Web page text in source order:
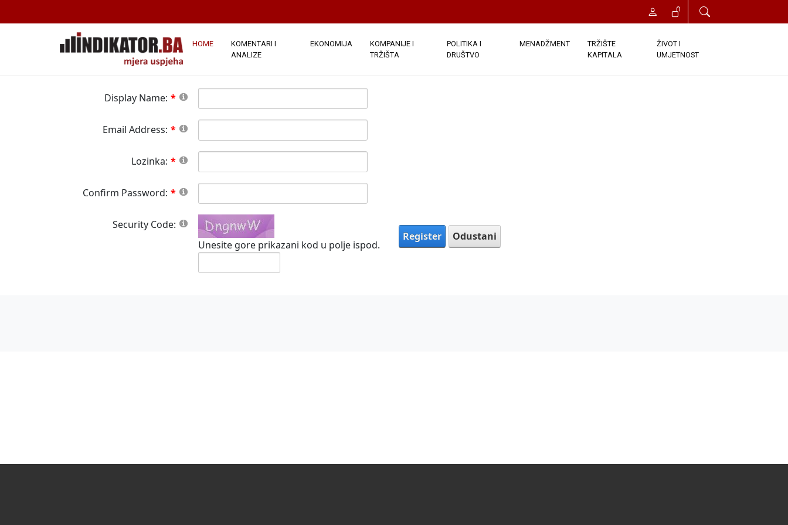
HOME
KOMENTARI I
ANALIZE
EKONOMIJA
KOMPANIJE I
TRŽIŠTA
POLITIKA I
DRUŠTVO
MENADŽMENT
TRŽIŠTE
KAPITALA
ŽIVOT I
UMJETNOST
Članstvo na ovoj stranici je javno. Nakon što su podaci o vašem računu dostavljeni, bit će vam odobren trenutni pristup
stranici.Sva polja označena crvenom zvjezdicom su obavezna.
button please wait until the system responds.)
Display Name:
Email Address:
Lozinka:
Confirm Password:
Security Code:
Unesite gore prikazani kod u polje ispod.
Register Odustani